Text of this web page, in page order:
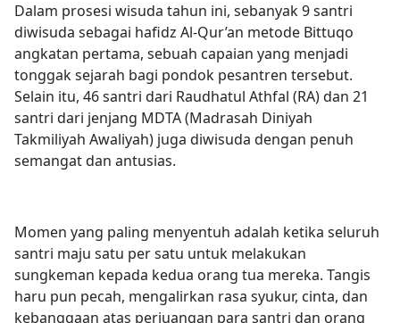
Dalam prosesi wisuda tahun ini, sebanyak 9 santri
diwisuda sebagai hafidz Al-Qur’an metode Bittuqo
angkatan pertama, sebuah capaian yang menjadi
tonggak sejarah bagi pondok pesantren tersebut.
Selain itu, 46 santri dari Raudhatul Athfal (RA) dan 21
santri dari jenjang MDTA (Madrasah Diniyah
Takmiliyah Awaliyah) juga diwisuda dengan penuh
semangat dan antusias.
Momen yang paling menyentuh adalah ketika seluruh
santri maju satu per satu untuk melakukan
sungkeman kepada kedua orang tua mereka. Tangis
haru pun pecah, mengalirkan rasa syukur, cinta, dan
kebanggaan atas perjuangan para santri dan orang